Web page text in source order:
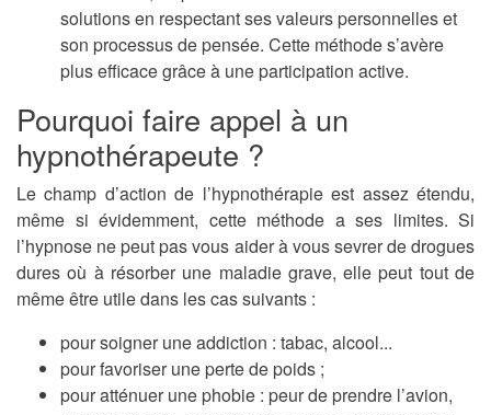
solutions en respectant ses valeurs personnelles et
son processus de pensée. Cette méthode s’avère
plus efficace grâce à une participation active.
Pourquoi faire appel à un
hypnothérapeute ?
Le champ d’action de l’hypnothérapie est assez étendu,
même si évidemment, cette méthode a ses limites. Si
l’hypnose ne peut pas vous aider à vous sevrer de drogues
dures où à résorber une maladie grave, elle peut tout de
même être utile dans les cas suivants :
pour soigner une addiction : tabac, alcool...
pour favoriser une perte de poids ;
pour atténuer une phobie : peur de prendre l’avion,